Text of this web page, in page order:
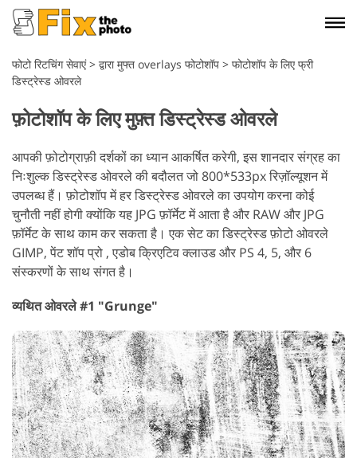
फोटो रिटचिंग सेवाएं> द्वारा मुफ्त overlays फोटोशॉप > फोटोशॉप के लिए फ्री
डिस्ट्रेस्ड ओवरले
फ़ोटोशॉप के लिए मुफ़्त डिस्ट्रेस्ड ओवरले
आपकी फ़ोटोग्राफ़ी दर्शकों का ध्यान आकर्षित करेगी, इस शानदार संग्रह का
निःशुल्क डिस्ट्रेस्ड ओवरले की बदौलत जो 800*533px रिज़ॉल्यूशन में
उपलब्ध हैं। फ़ोटोशॉप में हर डिस्ट्रेस्ड ओवरले का उपयोग करना कोई
चुनौती नहीं होगी क्योंकि यह JPG फ़ॉर्मेट में आता है और RAW और JPG
फ़ॉर्मेट के साथ काम कर सकता है। एक सेट का डिस्ट्रेस्ड फ़ोटो ओवरले
GIMP, पेंट शॉप प्रो , एडोब क्रिएटिव क्लाउड और PS 4, 5, और 6
संस्करणों के साथ संगत है।
व्यथित ओवरले #1 "Grunge"